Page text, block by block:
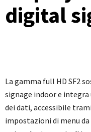
digital
La gamma full HD SF2
signage indoor e
dei dati, accessibile
impostazioni di menu